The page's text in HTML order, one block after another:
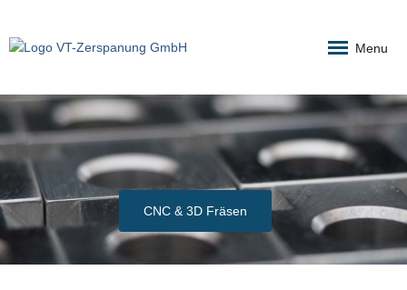
Menu
CNC & 3D Fräsen